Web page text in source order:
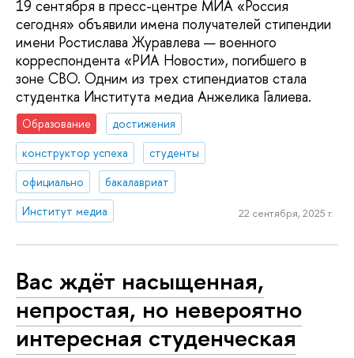
19 сентября в пресс-центре МИА «Россия
сегодня» объявили имена получателей стипендии
имени Ростислава Журавлева — военного
корреспондента «РИА Новости», погибшего в
зоне СВО. Одним из трех стипендиатов стала
студентка Института медиа Анжелика Галиева.
Образование
достижения
конструктор успеха
студенты
официально
бакалавриат
Институт медиа
22 сентября, 2025 г.
Вас ждёт насыщенная,
непростая, но невероятно
интересная студенческая